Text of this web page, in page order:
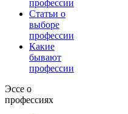
профессии
Статьи о
выборе
профессии
Какие
бывают
профессии
Эссе о
профессиях